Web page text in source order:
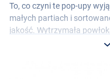
To, co czyni te pop-upy
małych partiach i
jakość. Wytrzymała
pływalność przez 24